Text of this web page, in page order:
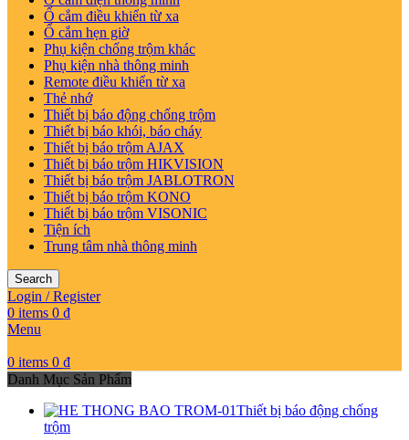
Ổ cắm điều khiển từ xa
Ổ cắm hẹn giờ
Phụ kiện chống trộm khác
Phụ kiện nhà thông minh
Remote điều khiển từ xa
Thẻ nhớ
Thiết bị báo động chống trộm
Thiết bị báo khói, báo cháy
Thiết bị báo trộm AJAX
Thiết bị báo trộm HIKVISION
Thiết bị báo trộm JABLOTRON
Thiết bị báo trộm KONO
Thiết bị báo trộm VISONIC
Tiện ích
Trung tâm nhà thông minh
Search
Login / Register
0 items 0 ₫
Menu
0 items 0 ₫
Danh Mục Sản Phẩm
Thiết bị báo động chống
trộm